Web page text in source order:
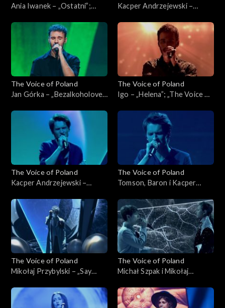
Ania Iwanek – „Ostatni”;
30 listopada 2024
Kacper Andrzejewski –
Poland”, Finał, 30 listopada
The Voice of Poland
Jan Górka – „Bezalkoholove”;
30 listopada 2024
The Voice of Poland
Igo – „Helena”; „The Voice of
2024
The Voice of Poland
Kacper Andrzejewski –
Poland”, Finał, 30 listopada
2024
The Voice of Poland
Tomson, Baron i Kacper
„The Voice of Poland”, Finał,
30 listopada 2024
The Voice of Poland
Mikołaj Przybylski – „Say
Poland”, Finał, 30 listopada
2024
The Voice of Poland
Michał Szpak i Mikołaj
Be the Hardest Word”; „The
Voice of Poland”, Finał, 30